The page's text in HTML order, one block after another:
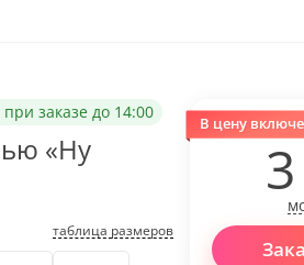
заказе до 14:00
«Ну
таблица размеров
В цену